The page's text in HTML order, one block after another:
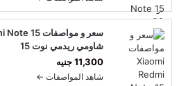
شاومي ريدمي نوت 15
11,300 جنيه
شاهد المواصفات ←